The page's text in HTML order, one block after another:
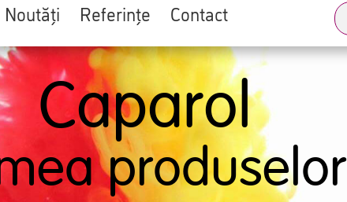
Noutăți Referințe Contact
Caparol
produselor